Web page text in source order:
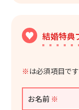
結婚特典
※ は必須項目です
お名前 ※